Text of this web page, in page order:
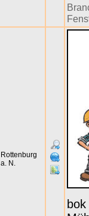
Rottenburg
a. N.